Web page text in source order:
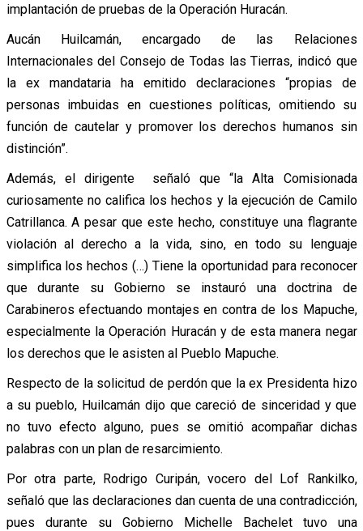
implantación de pruebas de la Operación Huracán.
Aucán Huilcamán, encargado de las Relaciones
Internacionales del Consejo de Todas las Tierras, indicó que
la ex mandataria ha emitido declaraciones “propias de
personas imbuidas en cuestiones políticas, omitiendo su
función de cautelar y promover los derechos humanos sin
distinción”.
Además, el dirigente señaló que “la Alta Comisionada
curiosamente no califica los hechos y la ejecución de Camilo
Catrillanca. A pesar que este hecho, constituye una flagrante
violación al derecho a la vida, sino, en todo su lenguaje
simplifica los hechos (…) Tiene la oportunidad para reconocer
que durante su Gobierno se instauró una doctrina de
Carabineros efectuando montajes en contra de los Mapuche,
especialmente la Operación Huracán y de esta manera negar
los derechos que le asisten al Pueblo Mapuche.
Respecto de la solicitud de perdón que la ex Presidenta hizo
a su pueblo, Huilcamán dijo que careció de sinceridad y que
no tuvo efecto alguno, pues se omitió acompañar dichas
palabras con un plan de resarcimiento.
Por otra parte, Rodrigo Curipán, vocero del Lof Rankilko,
señaló que las declaraciones dan cuenta de una contradicción,
pues durante su Gobierno Michelle Bachelet tuvo una